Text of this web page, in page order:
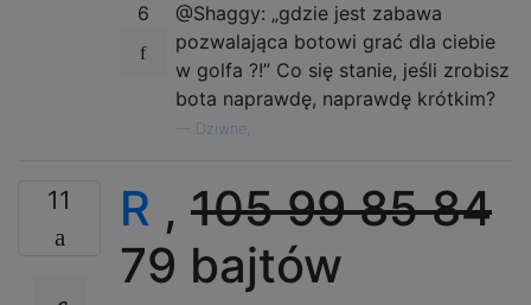
6
@Shaggy: „gdzie jest zabawa
pozwalająca botowi grać dla ciebie
w golfa ?!” Co się stanie, jeśli zrobisz
bota naprawdę, naprawdę krótkim?
Dziwne,
11 R , 105998584
79 bajtów